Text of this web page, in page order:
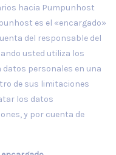
hacia Pumpunhost
es el «encargado»
del responsable del
usted utiliza los
personales en una
de sus limitaciones
los datos
y por cuenta de